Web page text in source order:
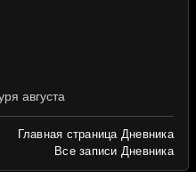
августа
Главная страница Дневника
Все записи Дневника